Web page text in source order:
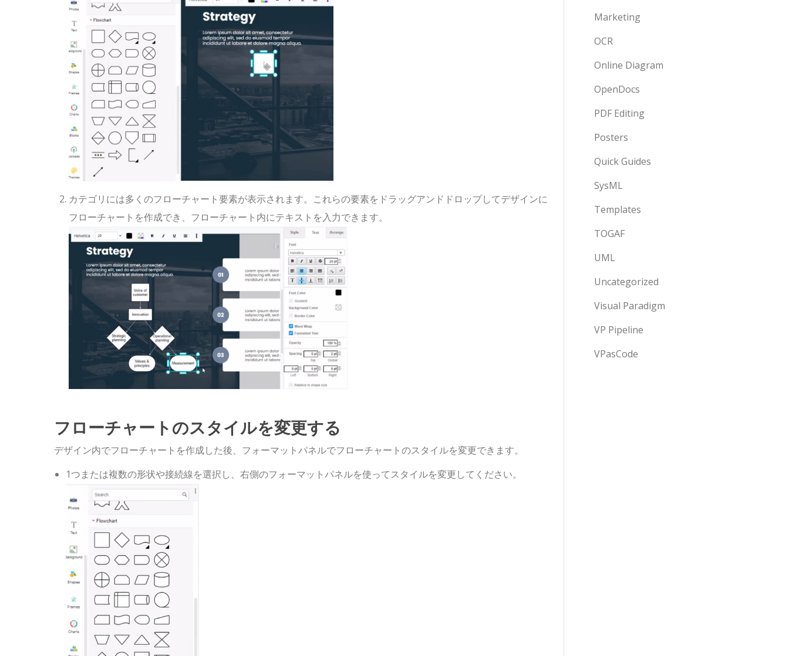
カテゴリには多くのフローチャート要素が表示されます。これらの要素をドラッグアンドドロップしてデザインに
フローチャートを作成でき、フローチャート内にテキストを入力できます。
フローチャートのスタイルを変更する
デザイン内でフローチャートを作成した後、フォーマットパネルでフローチャートのスタイルを変更できます。
1つまたは複数の形状や接続線を選択し、右側のフォーマットパネルを使ってスタイルを変更してください。
Marketing
OCR
Online Diagram
OpenDocs
PDF Editing
Posters
Quick Guides
SysML
Templates
TOGAF
UML
Uncategorized
Visual Paradigm
VP Pipeline
VPasCode